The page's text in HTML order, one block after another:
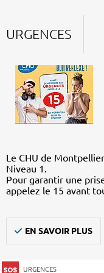
URGENCES
Le CHU de
Niveau 1.
Pour garantir une
appelez le 15 avant
EN SAVOIR PLUS
URGENCES